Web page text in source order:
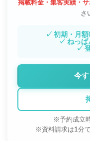
掲載料金・集客実績・サ
さ
✓ 初期・月額
✓ ねっぱ
✓
今
※予約成立
※資料請求は1分